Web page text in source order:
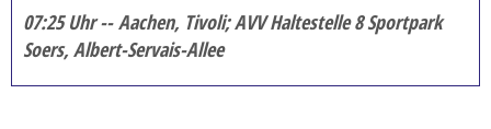
07:25 Uhr -- Aachen, Tivoli; AVV Haltestelle 8 Sportpark
Soers, Albert-Servais-Allee